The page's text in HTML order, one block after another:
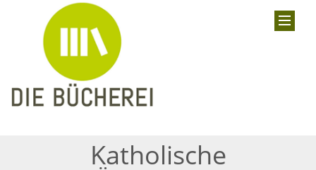
Katholische